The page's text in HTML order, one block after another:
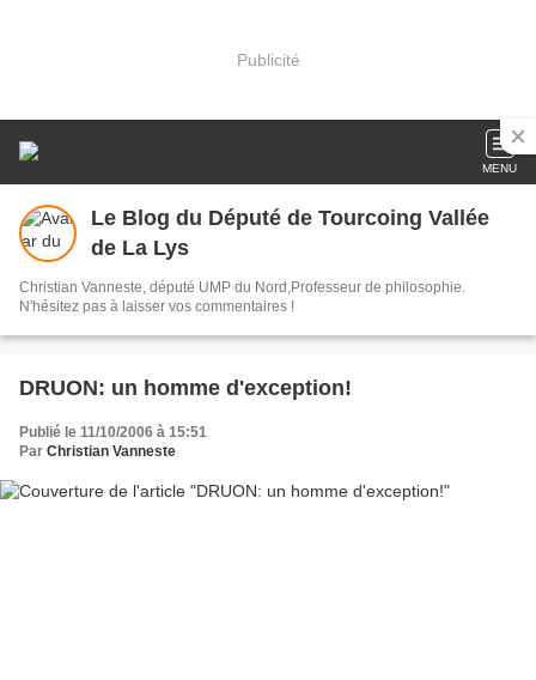
Publicité
MENU
Le Blog du Député de Tourcoing Vallée
de La Lys
Christian Vanneste, député UMP du Nord,Professeur de philosophie.
N'hésitez pas à laisser vos commentaires !
DRUON: un homme d'exception!
Publié le 11/10/2006 à 15:51
Par Christian Vanneste